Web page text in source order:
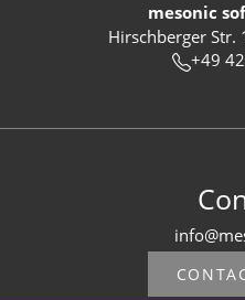
mesonic
Hirschberger Str.
+49